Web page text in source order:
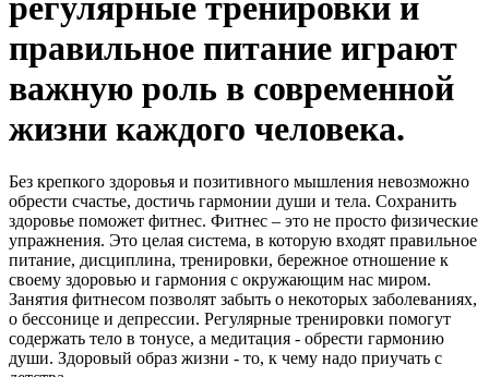
правильное питание играют
важную роль в современной
жизни каждого человека.
Без крепкого здоровья и позитивного мышления невозможно
обрести счастье, достичь гармонии души и тела. Сохранить
здоровье поможет фитнес. Фитнес – это не просто физические
упражнения. Это целая система, в которую входят правильное
питание, дисциплина, тренировки, бережное отношение к
своему здоровью и гармония с окружающим нас миром.
Занятия фитнесом позволят забыть о некоторых заболеваниях,
о бессонице и депрессии. Регулярные тренировки помогут
содержать тело в тонусе, а медитация - обрести гармонию
души. Здоровый образ жизни - то, к чему надо приучать с